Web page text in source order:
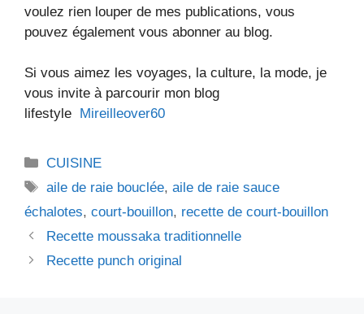
voulez rien louper de mes publications, vous
pouvez également vous abonner au blog.
Si vous aimez les voyages, la culture, la mode, je
vous invite à parcourir mon blog
lifestyle Mireilleover60
Catégories
CUISINE
Étiquettes
aile de raie bouclée,aile de raie sauce
échalotes, court-bouillon, recette de court-bouillon
Recette moussaka traditionnelle
Recette punch original